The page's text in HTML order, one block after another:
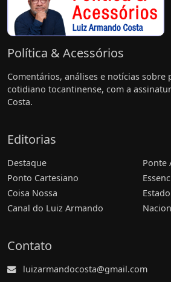
Política & Acessórios
Comentários, análises e notícias sobre
cotidiano tocantinense, com a
Costa.
Editorias
Destaque
Ponto Cartesiano
Coisa Nossa
Canal do Luiz Armando
Ponte
Estado
Contato
luizarmandocosta@gmail.com